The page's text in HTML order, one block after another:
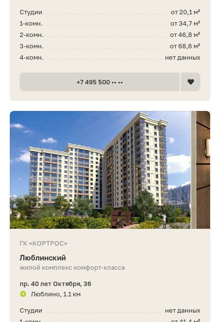
от 20,1 м²
Студии
от 34,7 м²
1-комн.
от 46,8 м²
2-комн.
от 68,6 м²
3-комн.
нет данных
4-комн.
+7 495 500 •• ••
ГК «КОРТРОС»
Люблинский
жилой комплекс комфорт-класса
пр. 40 лет Октября, 36
Люблино, 1.1 км
нет данных
Студии